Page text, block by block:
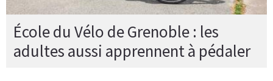
École du Vélo de Grenoble : les
adultes aussi apprennent à pédaler